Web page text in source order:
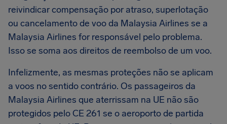
reivindicar compensação por atraso, superlotação
ou cancelamento de voo da Malaysia Airlines se a
Malaysia Airlines for responsável pelo problema.
Isso se soma aos direitos de reembolso de um voo.
Infelizmente, as mesmas proteções não se aplicam
a voos no sentido contrário. Os passageiros da
Malaysia Airlines que aterrissam na UE não são
protegidos pelo CE 261 se o aeroporto de partida